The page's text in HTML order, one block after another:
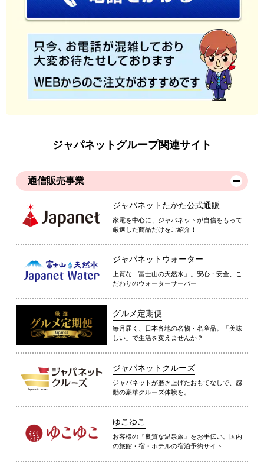
ジャパネットグループ関連サイト
通信販売事業
ジャパネットたかた公式通販
家電を中心に、ジャパネットが自信をもって
厳選した商品だけをご紹介！
ジャパネットウォーター
上質な「富士山の天然水」。安心・安全、こ
だわりのウォーターサーバー
グルメ定期便
毎月届く、日本各地の名物・名産品。「美味
しい」で生活を変えませんか？
ジャパネットクルーズ
ジャパネットが磨き上げたおもてなしで、感
動の豪華クルーズ体験を。
ゆこゆこ
お客様の『良質な温泉旅』をお手伝い。国内
の旅館・宿・ホテルの宿泊予約サイト